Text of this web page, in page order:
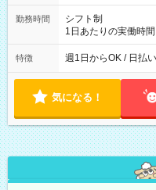
勤務時間
シフト制
1日あたりの実働時
実働時間：1-5時間
能！ └平日・土曜日
18:00 などのよ
特徴 週1日からOK / 日払
気になる！